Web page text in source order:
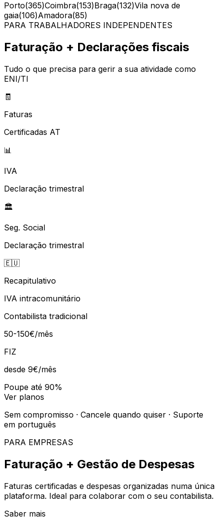
Porto(365)Coimbra(153)Braga(132)Vila nova de
gaia(106)Amadora(85)
PARA TRABALHADORES INDEPENDENTES
Faturação + Declarações fiscais
Tudo o que precisa para gerir a sua atividade como
ENI/TI
🧾
Faturas
Certificadas AT
📊
IVA
Declaração trimestral
🏛️
Seg. Social
Declaração trimestral
🇪🇺
Recapitulativo
IVA intracomunitário
Contabilista tradicional
50-150€/mês
FIZ
desde 9€/mês
Poupe até 90%
Ver planos
Sem compromisso · Cancele quando quiser · Suporte
em português
PARA EMPRESAS
Faturação + Gestão de Despesas
Faturas certificadas e despesas organizadas numa única
plataforma. Ideal para colaborar com o seu contabilista.
Saber mais